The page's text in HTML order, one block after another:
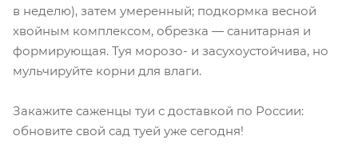
в неделю), затем умеренный; подкормка весной
хвойным комплексом, обрезка — санитарная и
формирующая. Туя морозо- и засухоустойчива, но
мульчируйте корни для влаги.
Закажите саженцы туи с доставкой по России:
обновите свой сад туей уже сегодня!